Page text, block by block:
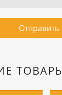
Отправить